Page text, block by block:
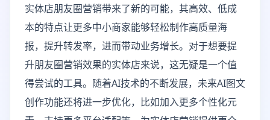
实体店朋友圈营销带来了新的可能，其高效、低成
本的特点让更多中小商家能够轻松制作高质量海
报，提升转发率，进而带动业务增长。对于想要提
升朋友圈营销效果的实体店来说，这无疑是一个值
得尝试的工具。随着AI技术的不断发展，未来AI图文
创作功能还将进一步优化，比如加入更多个性化元